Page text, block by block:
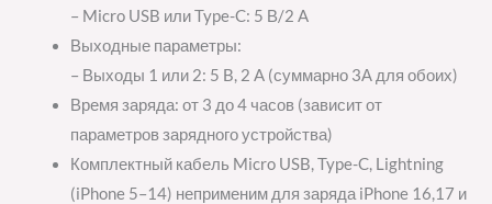
– Micro USB или Type-C: 5 В/2 A
Выходные параметры:
– Выходы 1 или 2: 5 B, 2 A (суммарно 3А для обоих)
Время заряда: от 3 до 4 часов (зависит от
параметров зарядного устройства)
Комплектный кабель Micro USB, Type-C, Lightning
(iPhone 5–14) неприменим для заряда iPhone 16,17 и